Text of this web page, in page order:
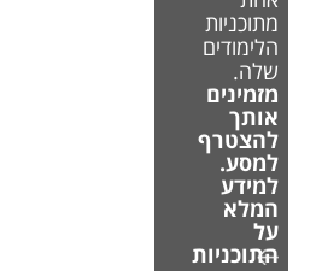
מתוכניות
הלימודים
שלה.
מזמינים
אותך
להצטרף
למסע.
למידע
המלא
על
התוכניות